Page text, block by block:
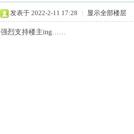
发表于 2022-2-11 17:28 | 显示全部楼层
强烈支持楼主ing……